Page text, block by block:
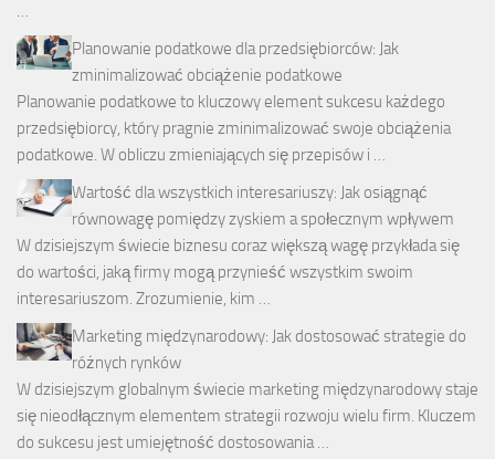
…
Planowanie podatkowe dla przedsiębiorców: Jak
zminimalizować obciążenie podatkowe
Planowanie podatkowe to kluczowy element sukcesu każdego
przedsiębiorcy, który pragnie zminimalizować swoje obciążenia
podatkowe. W obliczu zmieniających się przepisów i …
Wartość dla wszystkich interesariuszy: Jak osiągnąć
równowagę pomiędzy zyskiem a społecznym wpływem
W dzisiejszym świecie biznesu coraz większą wagę przykłada się
do wartości, jaką firmy mogą przynieść wszystkim swoim
interesariuszom. Zrozumienie, kim …
Marketing międzynarodowy: Jak dostosować strategie do
różnych rynków
W dzisiejszym globalnym świecie marketing międzynarodowy staje
się nieodłącznym elementem strategii rozwoju wielu firm. Kluczem
do sukcesu jest umiejętność dostosowania …